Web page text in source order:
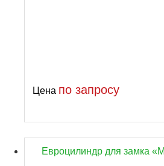
Цена по запросу
Евроцилиндр для замка